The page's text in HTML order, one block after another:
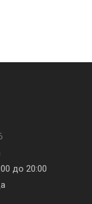
до 20:00